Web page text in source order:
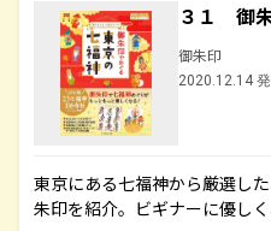
３１ 御
御朱印
2020.12.14
東京にある七福神から厳選し
朱印を紹介。ビギナーに優し